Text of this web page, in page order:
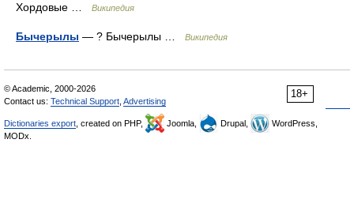
Хордовые …
Википедия
Бычерылы — ? Бычерылы … Википедия
18+
© Academic, 2000-2026
Contact us: Technical Support Advertising
Dictionaries export , created on PHP, Joomla, Drupal,
WordPress,
MODx.